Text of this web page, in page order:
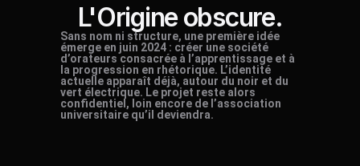
L'Origine obscure.
Sans nom ni structure, une première idée
émerge en juin 2024 : créer une société
d’orateurs consacrée à l’apprentissage et à
la progression en rhétorique. L’identité
actuelle apparaît déjà, autour du noir et du
vert électrique. Le projet reste alors
confidentiel, loin encore de l’association
universitaire qu’il deviendra.